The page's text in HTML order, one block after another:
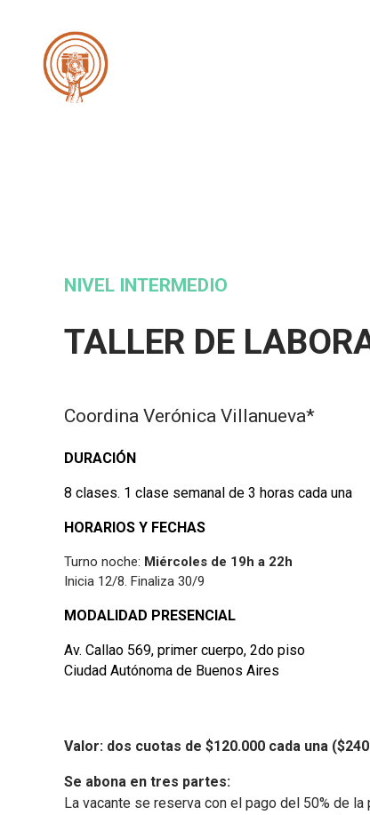
NIVEL INTERMEDIO
TALLER DE
Coordina Verónica Villanueva*
DURACIÓN
8 clases. 1 clase semanal de 3 horas cada una
HORARIOS Y FECHAS
Turno noche: Miércoles de 19h a 22h
Inicia 12/8. Finaliza 30/9
MODALIDAD PRESENCIAL
Av. Callao 569, primer cuerpo, 2do piso
Ciudad Autónoma de Buenos Aires
Valor: dos cuotas de $120.000 cada una
Se abona en tres partes:
La vacante se reserva con el pago del 50% de la